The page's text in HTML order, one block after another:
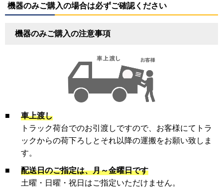
機器のみご購入の場合は必ずご確認ください
機器のみご購入の注意事項
■
車上渡し
トラック荷台でのお引渡しですので、お客様にてトラ
ックからの荷下ろしとそれ以降の運搬をお願い致しま
す。
■
配送日のご指定は、月～金曜日です
土曜・日曜・祝日はご指定いただけません。